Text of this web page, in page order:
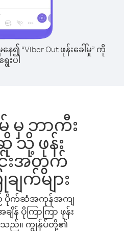
ေ၍ “Viber Out ဖုန်းခေါ်မှု” ကို
ေးပါ
မှ ဘာကီး
သို့ ဖုန်း
င်းအတွက်
ျက်များ
ည် ပိုက်ဆံအကုန်အကျ
ျိန် ပိုကြာကြာ ဖုန်း
ါသည်။ ကျွန်ုပ်တို့၏